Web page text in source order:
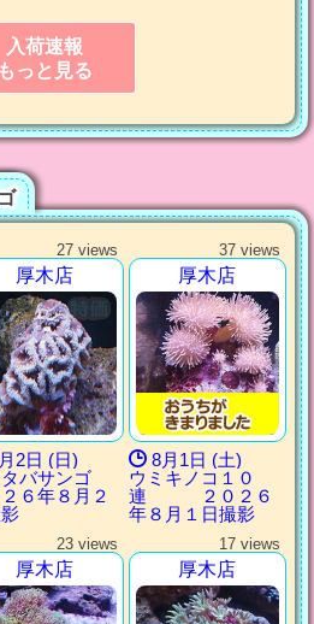
入荷速報
もっと見る
27 views
厚木店
2日 (日)
タバサンゴ
２６年８月２
37 views
厚木店
8月1日 (土)
ウミキノコ１０
連 ２０２６
年８月１日撮影
23 views
厚木店
17 views
厚木店